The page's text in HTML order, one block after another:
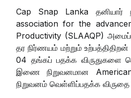
Cap Snap Lanka தனியார்
association for the
Productivity (SLAAQP)
தர நிர்ணயம் மற்றும்
04 தங்கப் பதக்க விருதுகளை
இணை நிறுவனமான
நிறுவனம் வெள்ளிப்பதக்க